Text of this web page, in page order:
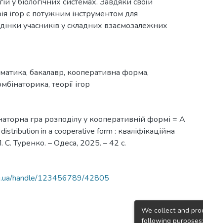
ігор є потужним інструментом для
учасників у складних взаємозалежних
, бакалавр, кооперативна форма,
, теорії ігор
гра розподілу у кооперативній формі = A
in a cooperative form : кваліфікаційна
С. Туренко. – Одеса, 2025. – 42 с.
handle/123456789/42805
We collect and
following purposes: